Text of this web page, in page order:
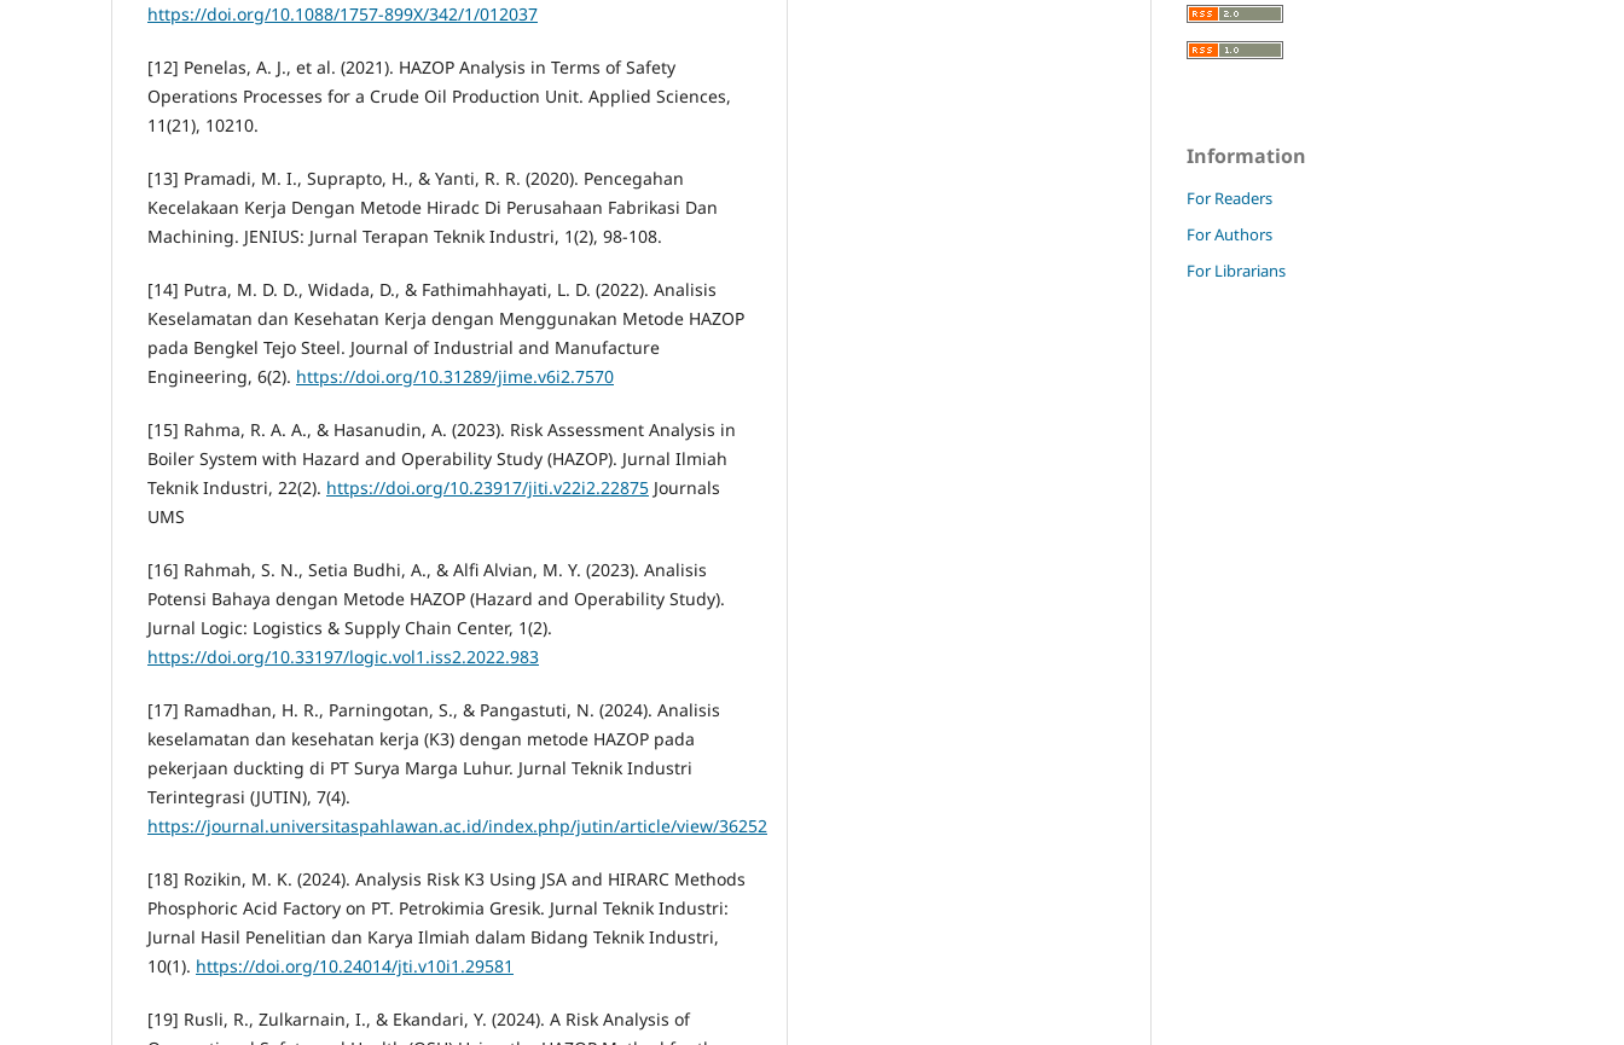
https://doi.org/10.1088/1757-899X/342/1/012037
[12] Penelas, A. J., et al. (2021). HAZOP Analysis in Terms of Safety
Operations Processes for a Crude Oil Production Unit. Applied Sciences,
11(21), 10210.
[13] Pramadi, M. I., Suprapto, H., & Yanti, R. R. (2020). Pencegahan
Kecelakaan Kerja Dengan Metode Hiradc Di Perusahaan Fabrikasi Dan
Machining. JENIUS: Jurnal Terapan Teknik Industri, 1(2), 98-108.
[14] Putra, M. D. D., Widada, D., & Fathimahhayati, L. D. (2022). Analisis
Keselamatan dan Kesehatan Kerja dengan Menggunakan Metode HAZOP
pada Bengkel Tejo Steel. Journal of Industrial and Manufacture
Engineering, 6(2). https://doi.org/10.31289/jime.v6i2.7570
[15] Rahma, R. A. A., & Hasanudin, A. (2023). Risk Assessment Analysis in
Boiler System with Hazard and Operability Study (HAZOP). Jurnal Ilmiah
Teknik Industri, 22(2). https://doi.org/10.23917/jiti.v22i2.22875 Journals
UMS
[16] Rahmah, S. N., Setia Budhi, A., & Alfi Alvian, M. Y. (2023). Analisis
Potensi Bahaya dengan Metode HAZOP (Hazard and Operability Study).
Jurnal Logic: Logistics & Supply Chain Center, 1(2).
https://doi.org/10.33197/logic.vol1.iss2.2022.983
[17] Ramadhan, H. R., Parningotan, S., & Pangastuti, N. (2024). Analisis
keselamatan dan kesehatan kerja (K3) dengan metode HAZOP pada
pekerjaan duckting di PT Surya Marga Luhur. Jurnal Teknik Industri
Terintegrasi (JUTIN), 7(4).
https://journal.universitaspahlawan.ac.id/index.php/jutin/article/view/36252
[18] Rozikin, M. K. (2024). Analysis Risk K3 Using JSA and HIRARC Methods
Phosphoric Acid Factory on PT. Petrokimia Gresik. Jurnal Teknik Industri:
Jurnal Hasil Penelitian dan Karya Ilmiah dalam Bidang Teknik Industri,
10(1). https://doi.org/10.24014/jti.v10i1.29581
[19] Rusli, R., Zulkarnain, I., & Ekandari, Y. (2024). A Risk Analysis of
Information
For Readers
For Authors
For Librarians